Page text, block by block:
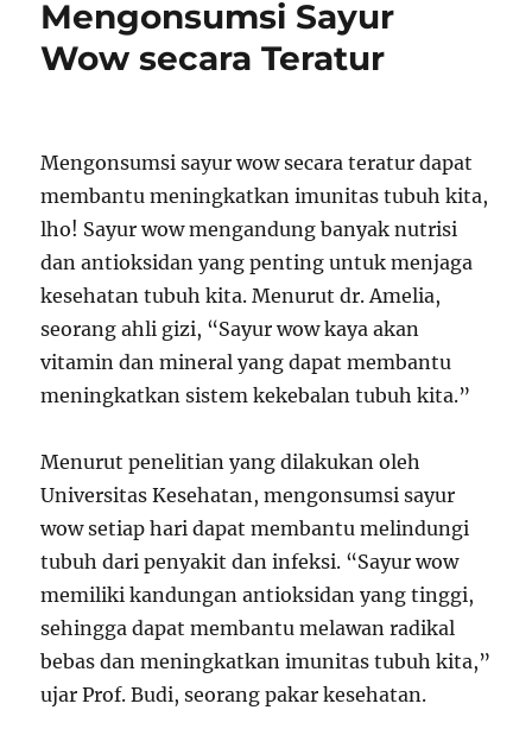
Mengonsumsi Sayur
Wow secara Teratur
Mengonsumsi sayur wow secara teratur dapat
membantu meningkatkan imunitas tubuh kita,
lho! Sayur wow mengandung banyak nutrisi
dan antioksidan yang penting untuk menjaga
kesehatan tubuh kita. Menurut dr. Amelia,
seorang ahli gizi, “Sayur wow kaya akan
vitamin dan mineral yang dapat membantu
meningkatkan sistem kekebalan tubuh kita.”
Menurut penelitian yang dilakukan oleh
Universitas Kesehatan, mengonsumsi sayur
wow setiap hari dapat membantu melindungi
tubuh dari penyakit dan infeksi. “Sayur wow
memiliki kandungan antioksidan yang tinggi,
sehingga dapat membantu melawan radikal
bebas dan meningkatkan imunitas tubuh kita,”
ujar Prof. Budi, seorang pakar kesehatan.